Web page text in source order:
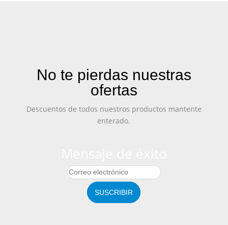
No te pierdas nuestras
ofertas
Descuentos de todos nuestros productos mantente
enterado.
SUSCRIBIR